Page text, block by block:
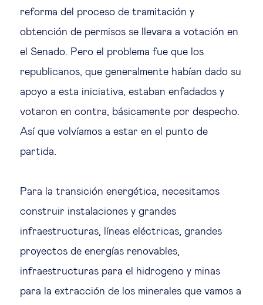
reforma del proceso de tramitación y
obtención de permisos se llevara a votación en
el Senado. Pero el problema fue que los
republicanos, que generalmente habían dado su
apoyo a esta iniciativa, estaban enfadados y
votaron en contra, básicamente por despecho.
Así que volvíamos a estar en el punto de
partida.
Para la transición energética, necesitamos
construir instalaciones y grandes
infraestructuras, líneas eléctricas, grandes
proyectos de energías renovables,
infraestructuras para el hidrogeno y minas
para la extracción de los minerales que vamos a